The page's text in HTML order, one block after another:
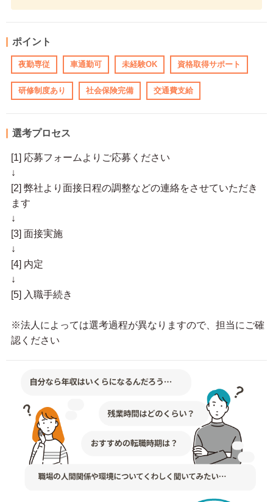
ポイント
夜勤専従 車通勤可 未経験OK 資格取得サポート
研修制度あり 社会保険完備 交通費支給
選考プロセス
[1] 応募フォームよりご応募ください
↓
[2] 弊社より面接日程の調整などの連絡をさせていただき
ます
↓
[3] 面接実施
↓
[4] 内定
↓
[5] 入職手続き
※法人によっては選考過程が異なりますので、担当にご確
認ください